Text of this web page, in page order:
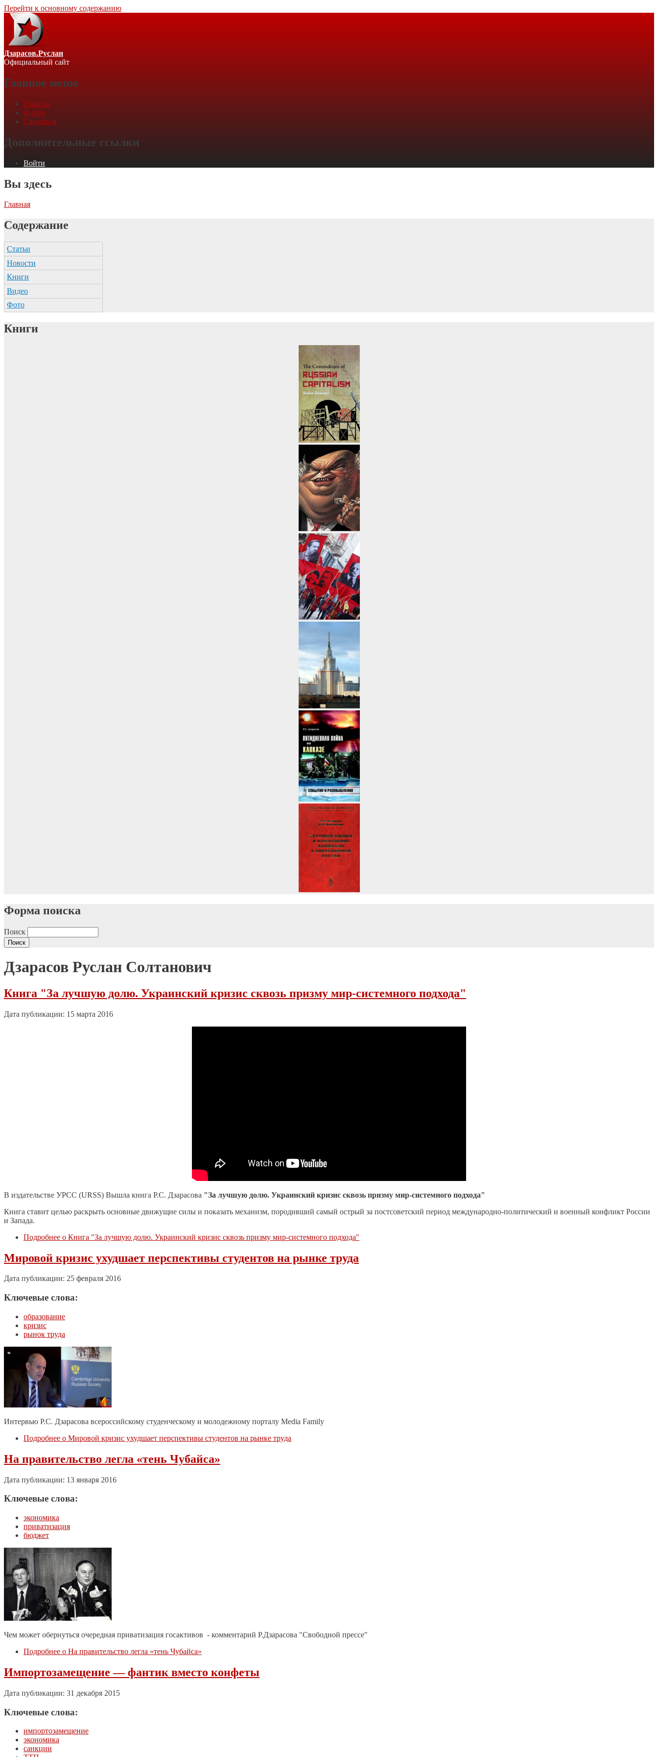
Перейти к основному содержанию
Дзарасов.Руслан
Официальный сайт
Главное меню
Главная
О себе
Связаться
Дополнительные ссылки
Войти
Вы здесь
Главная
Содержание
Статьи
Новости
Книги
Видео
Фото
Книги
Форма поиска
Поиск
Дзарасов Руслан Солтанович
Книга "За лучшую долю. Украинский кризис сквозь призму мир-системного подхода"
Дата публикации: 15 марта 2016
В издательстве УРСС (URSS) Вышла книга Р.С. Дзарасова "За лучшую долю. Украинский кризис сквозь призму мир-системного подхода"
Книга ставит целью раскрыть основные движущие силы и показать механизм, породивший самый острый за постсоветский период международно-политический и военный конфликт России
и Запада.
Подробнее о Книга "За лучшую долю. Украинский кризис сквозь призму мир-системного подхода"
Мировой кризис ухудшает перспективы студентов на рынке труда
Дата публикации: 25 февраля 2016
Ключевые слова:
образование
кризис
рынок труда
Интервью Р.С. Дзарасова всероссийскому студенческому и молодежному порталу Media Family
Подробнее о Мировой кризис ухудшает перспективы студентов на рынке труда
На правительство легла «тень Чубайса»
Дата публикации: 13 января 2016
Ключевые слова:
экономика
приватизация
бюджет
Чем может обернуться очередная приватизация госактивов - комментарий Р.Дзарасова "Свободной прессе"
Подробнее о На правительство легла «тень Чубайса»
Импортозамещение — фантик вместо конфеты
Дата публикации: 31 декабря 2015
Ключевые слова:
импортозамещение
экономика
санкции